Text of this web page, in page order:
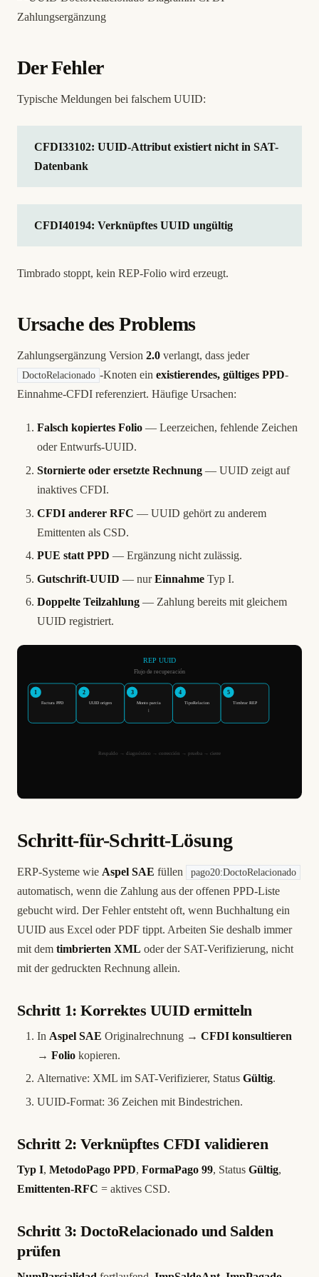
Der Fehler
Typische Meldungen bei falschem UUID:
CFDI33102: UUID-Attribut existiert nicht in SAT-
Datenbank
CFDI40194: Verknüpftes UUID ungültig
Timbrado stoppt, kein REP-Folio wird erzeugt.
Ursache des Problems
Zahlungsergänzung Version 2.0 verlangt, dass jeder
DoctoRelacionado -Knoten einexistierendes, gültiges PPD-
Einnahme-CFDI referenziert. Häufige Ursachen:
Falsch kopiertes Folio — Leerzeichen, fehlende Zeichen
oder Entwurfs-UUID.
Stornierte oder ersetzte Rechnung — UUID zeigt auf
inaktives CFDI.
CFDI anderer RFC — UUID gehört zu anderem
Emittenten als CSD.
PUE statt PPD — Ergänzung nicht zulässig.
Gutschrift-UUID — nurEinnahme Typ I.
Doppelte Teilzahlung — Zahlung bereits mit gleichem
UUID registriert.
Schritt-für-Schritt-Lösung
ERP-Systeme wie Aspel SAE füllen pago20:DoctoRelacionado
automatisch, wenn die Zahlung aus der offenen PPD-Liste
gebucht wird. Der Fehler entsteht oft, wenn Buchhaltung ein
UUID aus Excel oder PDF tippt. Arbeiten Sie deshalb immer
mit dem timbrierten XML oder der SAT-Verifizierung, nicht
mit der gedruckten Rechnung allein.
Schritt 1: Korrektes UUID ermitteln
In Aspel SAE Originalrechnung → CFDI konsultieren
→ Folio kopieren.
Alternative: XML im SAT-Verifizierer, Status Gültig.
UUID-Format: 36 Zeichen mit Bindestrichen.
Schritt 2: Verknüpftes CFDI validieren
Typ I, MetodoPago PPD, FormaPago 99, Status Gültig,
Emittenten-RFC = aktives CSD.
Schritt 3: DoctoRelacionado und Salden
prüfen